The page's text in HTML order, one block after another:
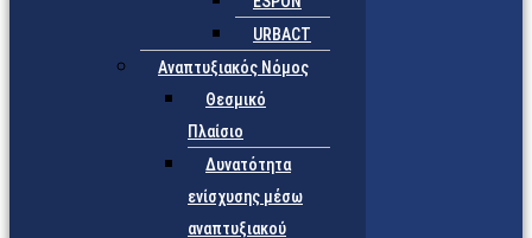
URBACT
Αναπτυξιακός Νόμος
Θεσμικό
Πλαίσιο
Δυνατότητα
ενίσχυσης μέσω
αναπτυξιακού